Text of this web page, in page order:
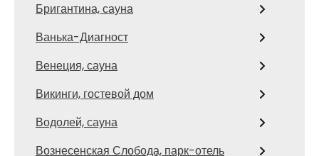
Бригантина, сауна
Ванька-Диагност
Венеция, сауна
Викинги, гостевой дом
Водолей, сауна
Вознесенская Слобода, парк-отель